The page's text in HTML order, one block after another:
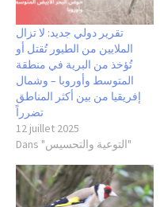
تقرير دولي جديد: لا تزال
الملايين من الطيور تُقتل أو
تُؤخذ من البرية في منطقة
المتوسط وأوروبا – وشمال
إفريقيا من بين أكثر المناطق
تضرراً
12 juillet 2025
Dans "التوعية والتحسيس"